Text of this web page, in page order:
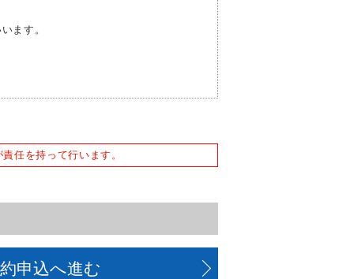
ます。
任を持って行います。
申込へ進む